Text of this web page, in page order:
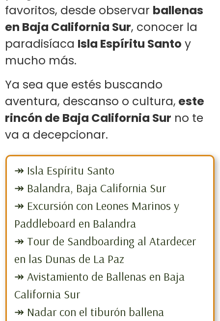
favoritos, desde observar ballenas
en Baja California Sur, conocer la
paradisíaca Isla Espíritu Santo y
mucho más.
Ya sea que estés buscando
aventura, descanso o cultura, este
rincón de Baja California Sur no te
va a decepcionar.
↠ Isla Espíritu Santo
↠ Balandra, Baja California Sur
↠ Excursión con Leones Marinos y
Paddleboard en Balandra
↠ Tour de Sandboarding al Atardecer
en las Dunas de La Paz
↠ Avistamiento de Ballenas en Baja
California Sur
↠ Nadar con el tiburón ballena